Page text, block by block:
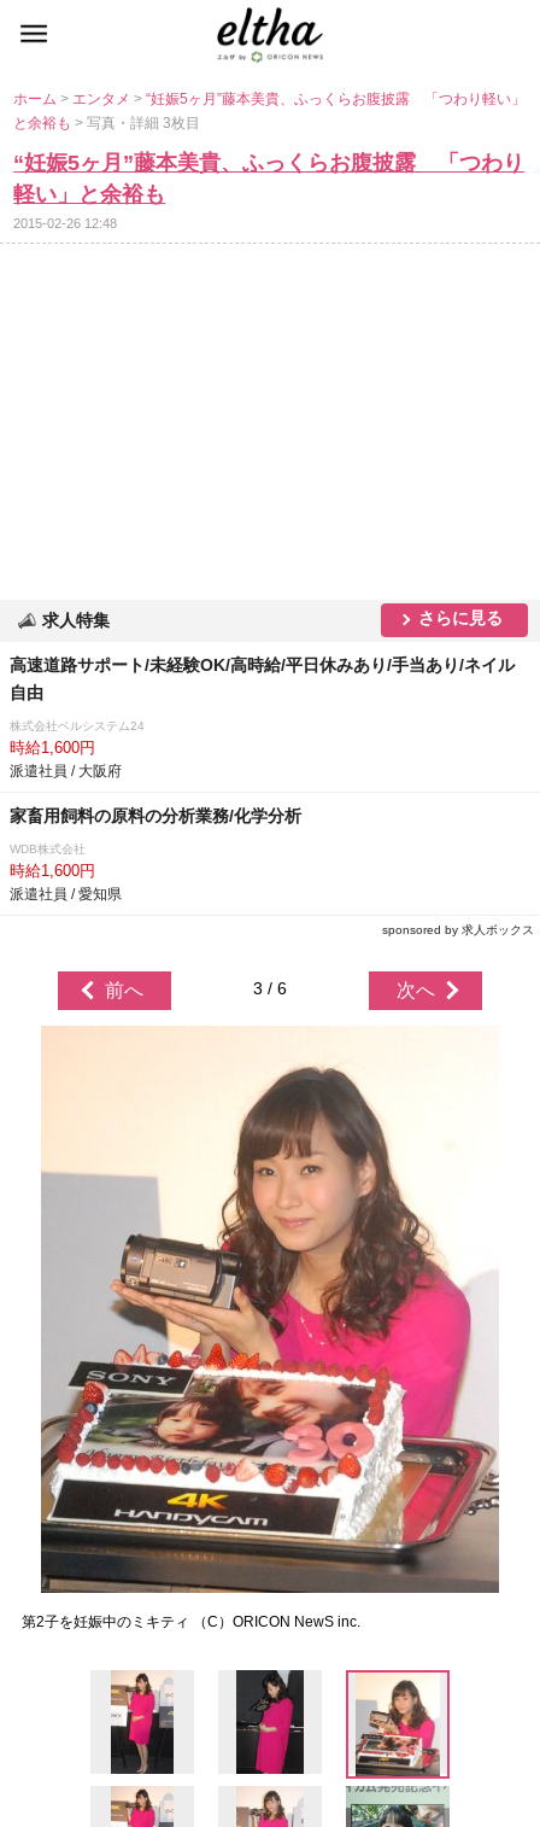
ホーム> エンタメ>“妊娠5ヶ月”藤本美貴、ふっくらお腹披露 「つわり軽い」
と余裕も> 写真・詳細 3枚目
“妊娠5ヶ月”藤本美貴、ふっくらお腹披露 「つわり
軽い」と余裕も
2015-02-26 12:48
求人特集 さらに見る
高速道路サポート/未経験OK/高時給/平日休みあり/手当あり/ネイル
自由
株式会社ベルシステム24
時給1,600円
派遣社員 / 大阪府
家畜用飼料の原料の分析業務/化学分析
WDB株式会社
時給1,600円
派遣社員 / 愛知県
sponsored by 求人ボックス
前へ 3 / 6 次へ
第2子を妊娠中のミキティ （C）ORICON NewS inc.